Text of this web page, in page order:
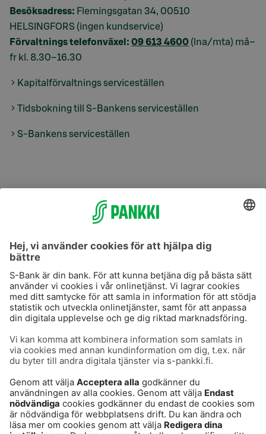
Besöksadress: Flemingsgatan 34, 00510
HELSINGFORS (ingen kundservice)
Förvaltnings telefonväxel: 09 613 4600 (lna/mta) må–
fr kl. 8.30–16.30
Kapitalförvaltnings serviceställen
Tidsbokning till S-Bankens serviceställen
S-Bankens serviceställen
S-Prime
Användarvillkor
Dataskydd
Cookies